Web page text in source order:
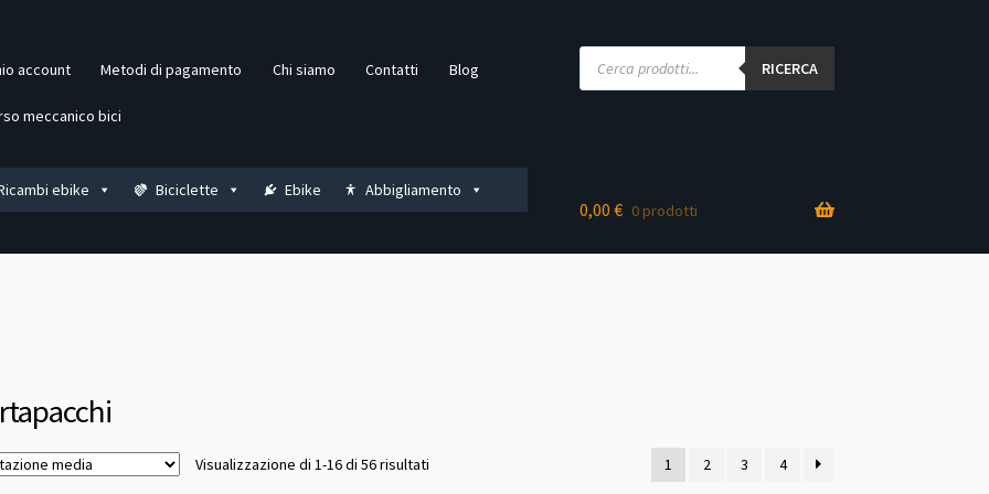
account Metodi di pagamento Chi siamo Contatti Blog
meccanico bici
Products
search RICERCA
ebike Biciclette Ebike Abbigliamento
0,00 € 0 prodotti
Visualizzazione di 1-16 di 56 risultatiValutazione
1 2 3 4